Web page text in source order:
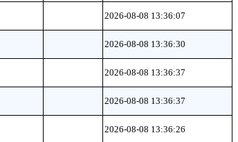
2026-08-08 13:36:07
2026-08-08 13:36:30
2026-08-08 13:36:37
2026-08-08 13:36:37
2026-08-08 13:36:26